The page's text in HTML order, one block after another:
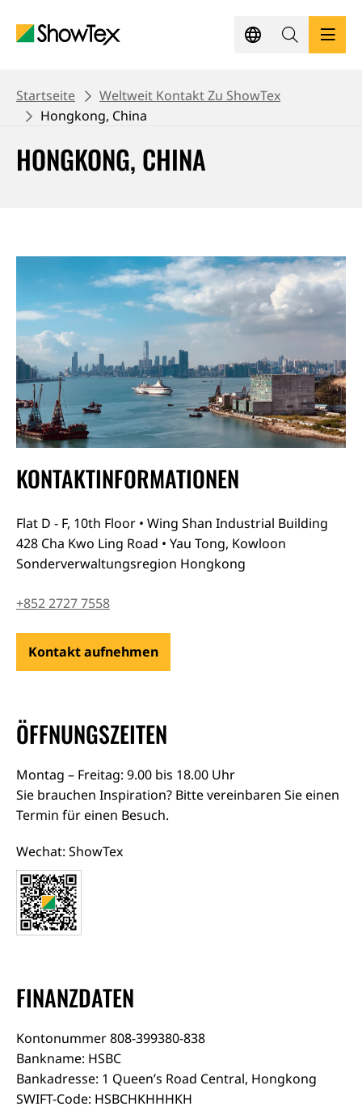
Hauptinhalt
PRODUKTE
PROJEKTE
KONTAKT
ANGEBOT ANFRAGEN
Über uns
Jobs
Bleiben Sie auf dem Laufenden
BROTKRUME
Startseite
Weltweit Kontakt Zu ShowTex
Hongkong, China
HONGKONG, CHINA
KONTAKTINFORMATIONEN
Flat D - F, 10th Floor • Wing Shan Industrial Building
428 Cha Kwo Ling Road • Yau Tong, Kowloon
Sonderverwaltungsregion Hongkong
+852 2727 7558
Kontakt aufnehmen
ÖFFNUNGSZEITEN
Montag – Freitag: 9.00 bis 18.00 Uhr
Sie brauchen Inspiration? Bitte vereinbaren Sie einen
Termin für einen Besuch.
Wechat: ShowTex
FINANZDATEN
Kontonummer 808-399380-838
Bankname: HSBC
Bankadresse: 1 Queen’s Road Central, Hongkong
SWIFT-Code: HSBCHKHHHKH